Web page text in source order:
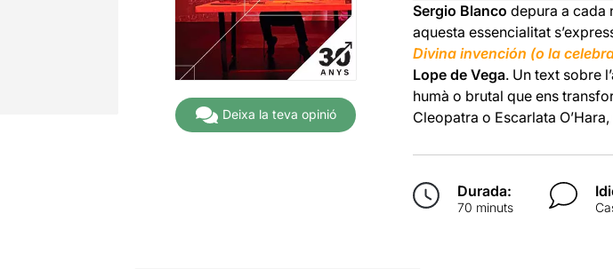
Deixa la teva opinió
Sergio Blanco depura a cada
aquesta essencialitat
Divina invención (o la
Lope de Vega. Un text sobre
humà o brutal que ens
Cleopatra o Escarlata
Durada:
70 minuts